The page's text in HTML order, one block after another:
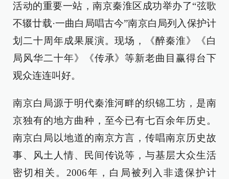
活动的重要一站，南京秦淮区成功举办了“弦歌
不辍廿载·一曲白局唱古今”南京白局列入保护计
划二十周年成果展演。现场，《醉秦淮》《白
局风华二十年》《传承》等新老曲目赢得台下
观众连连叫好。
南京白局源于明代秦淮河畔的织锦工坊，是南
京独有的地方曲种，至今已有七百余年历史。
南京白局以地道的南京方言，传唱南京历史故
事、风土人情、民间传说等，与基层大众生活
密切相关。2006年，白局被列入非遗保护计